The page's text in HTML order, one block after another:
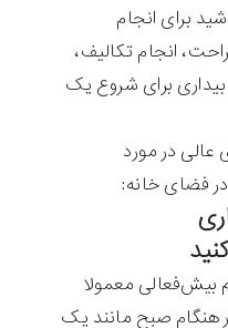
برای انجام
انجام تکالیف،
برای شروع یک
در مورد
فضای خانه:
بیش‌فعالی معمولا
هنگام صبح مانند یک